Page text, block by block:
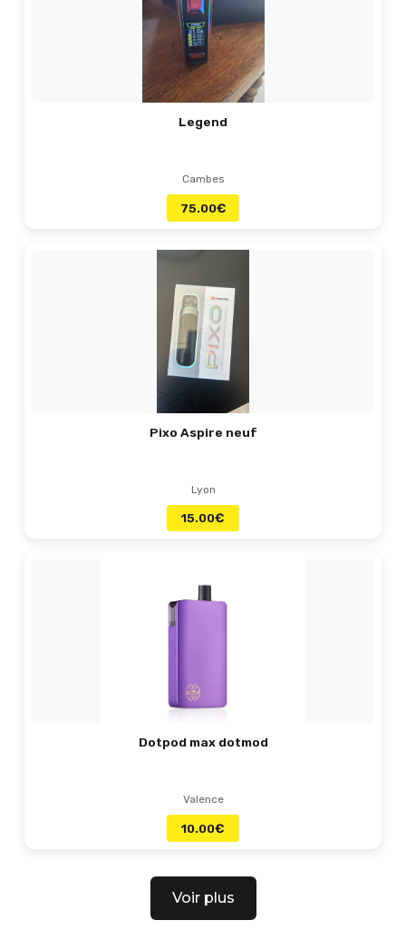
Legend
Cambes
75.00€
Pixo Aspire neuf
Lyon
15.00€
Dotpod max dotmod
Valence
10.00€
Voir plus